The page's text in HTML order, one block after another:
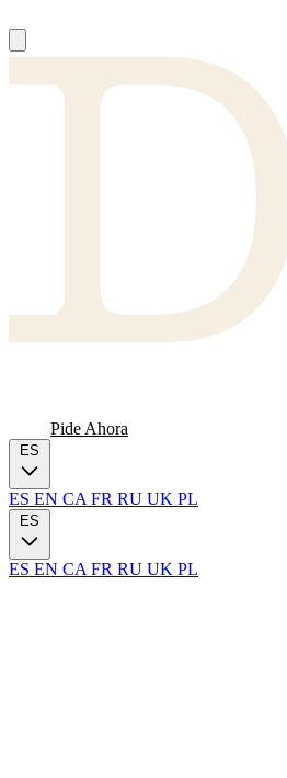
Pide Ahora
ES
ES EN CA FR RU UK PL
ES
ES EN CA FR RU UK PL